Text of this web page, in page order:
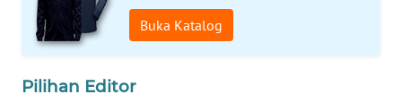
Buka Katalog
Pilihan Editor
WN
LABUANBAJO